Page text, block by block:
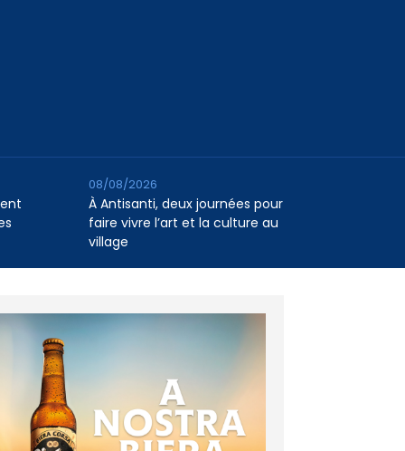
À Antisanti, deux journées pour
faire vivre l’art et la culture au
village
08/08/2026